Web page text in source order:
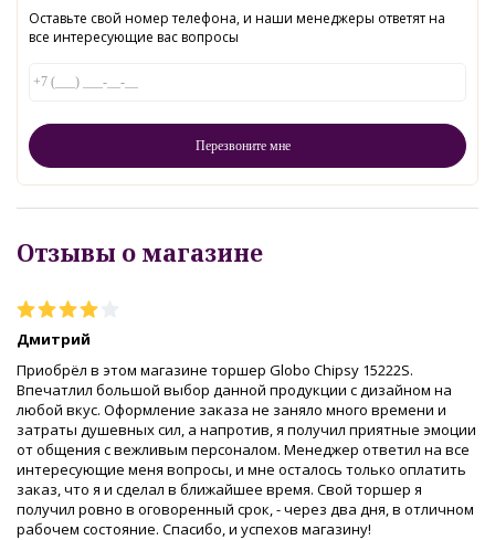
Оставьте свой номер телефона, и наши менеджеры ответят на
все интересующие вас вопросы
Отзывы о магазине
Дмитрий
Приобрёл в этом магазине торшер Globo Chipsy 15222S.
Впечатлил большой выбор данной продукции с дизайном на
любой вкус. Оформление заказа не заняло много времени и
затраты душевных сил, а напротив, я получил приятные эмоции
от общения с вежливым персоналом. Менеджер ответил на все
интересующие меня вопросы, и мне осталось только оплатить
заказ, что я и сделал в ближайшее время. Свой торшер я
получил ровно в оговоренный срок, - через два дня, в отличном
рабочем состояние. Спасибо, и успехов магазину!